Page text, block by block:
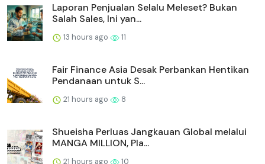
Laporan Penjualan Selalu Meleset? Bukan
Salah Sales, Ini yan...
13 hours ago 11
Fair Finance Asia Desak Perbankan Hentikan
Pendanaan untuk S...
21 hours ago 8
Shueisha Perluas Jangkauan Global melalui
MANGA MILLION, Pla...
21 hours ago 10